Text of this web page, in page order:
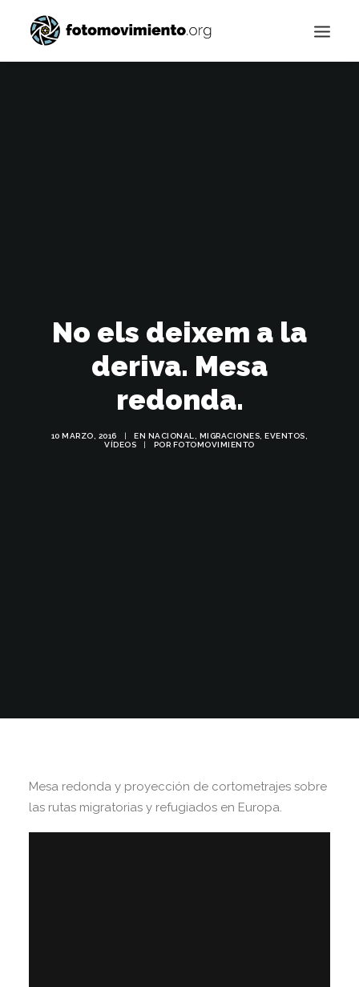
No els deixem a la
deriva. Mesa
redonda.
10 MARZO, 2016 | EN NACIONAL MIGRACIONES ,EVENTOS
VÍDEOS
| POR FOTOMOVIMIENTO
Mesa redonda y proyección de cortometrajes sobre
las rutas migratorias y refugiados en Europa.